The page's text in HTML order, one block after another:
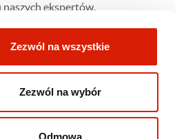
Zezwól na wszystkie
Zezwól na wybór
Odmowa
ekspertów.